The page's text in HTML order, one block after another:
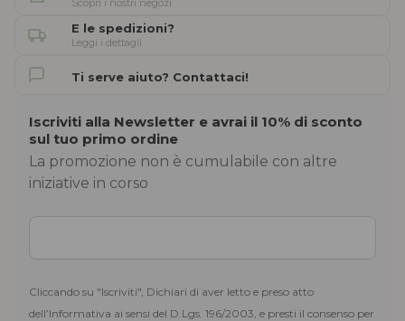
Scopri i nostri negozi
E le spedizioni?
Leggi i dettagli
Ti serve aiuto? Contattaci!
Iscriviti alla Newsletter e avrai il 10% di sconto
sul tuo primo ordine
La promozione non è cumulabile con altre
iniziative in corso
Cliccando su "Iscriviti", Dichiari di aver letto e preso atto
dell’Informativa ai sensi del D.Lgs. 196/2003, e presti il consenso per